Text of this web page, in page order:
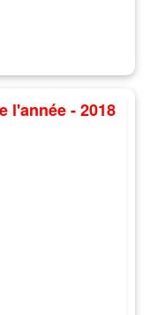
l'année - 2018